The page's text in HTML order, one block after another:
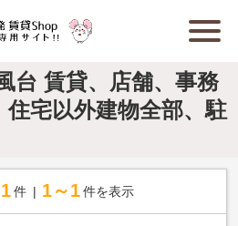
台 賃貸、店舗、事務
住宅以外建物全部、駐
1 件 1～1 件を表示